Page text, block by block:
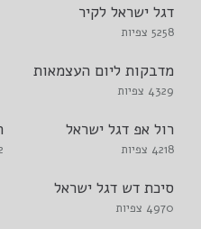
דגל ישראל לקיר
5258 צפיות
מדבקות ליום העצמאות
4329 צפיות
רול אפ דגל ישראל
4218 צפיות
סיכת דש דגל ישראל
4970 צפיות